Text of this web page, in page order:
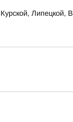
Липецкой,